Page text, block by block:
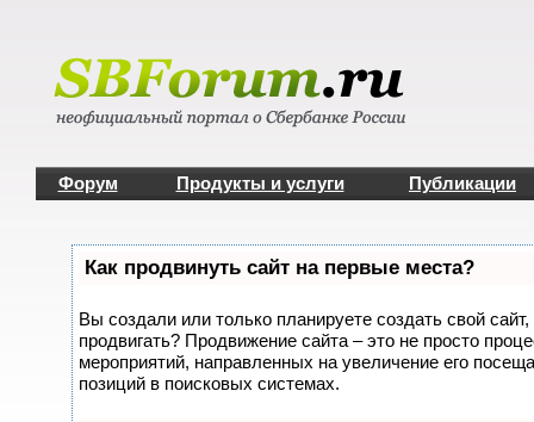
Форум Продукты и услуги Публикации
Как продвинуть сайт на первые места?
Вы создали или только планируете создать свой сайт,
продвигать? Продвижение сайта – это не просто
мероприятий, направленных на увеличение его
позиций в поисковых системах.